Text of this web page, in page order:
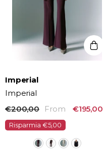
Vendor:
Imperial
Imperial
€200,00
From €195,00
Risparmia €5,00